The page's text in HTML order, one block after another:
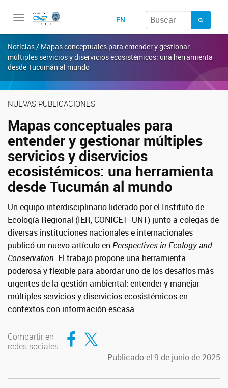
Toggle
EN
Noticias / Mapas conceptuales para entender y gestionar
múltiples servicios y diservicios ecosistémicos: una herramienta
desde Tucumán al mundo
NUEVAS PUBLICACIONES
Mapas conceptuales para
entender y gestionar múltiples
servicios y diservicios
ecosistémicos: una herramienta
desde Tucumán al mundo
Un equipo interdisciplinario liderado por el Instituto de
Ecología Regional (IER, CONICET–UNT) junto a colegas de
diversas instituciones nacionales e internacionales
publicó un nuevo artículo en Perspectives in Ecology and
Conservation. El trabajo propone una herramienta
poderosa y flexible para abordar uno de los desafíos más
urgentes de la gestión ambiental: entender y manejar
múltiples servicios y diservicios ecosistémicos en
contextos con información escasa.
Compartir en
redes sociales
Compartir en Facebook
Compartir en Twitter
Publicado el 9 de junio de 2025